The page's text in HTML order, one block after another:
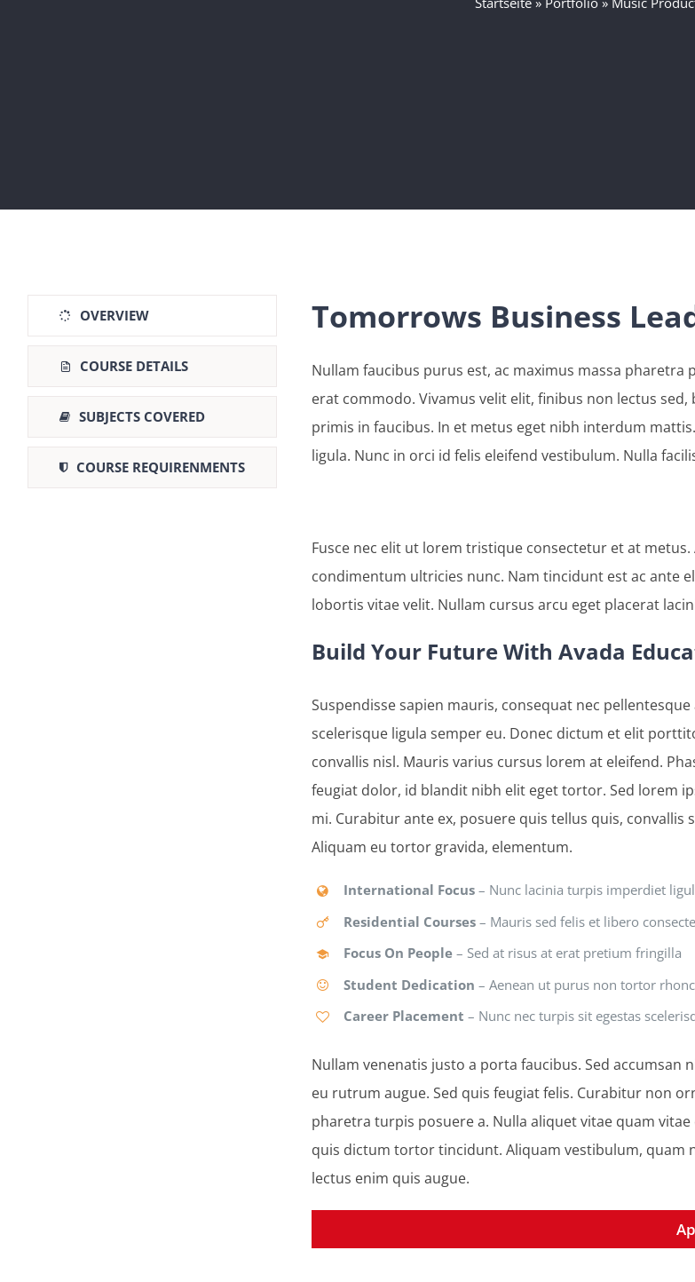
OVERVIEW
COURSE DETAILS
SUBJECTS COVERED
COURSE REQUIRENMENTS
Tomorrows Business
Nullam faucibus purus est, ac maximus massa
erat commodo. Vivamus velit elit, finibus non lectus
primis in faucibus. In et metus eget nibh interdum
ligula. Nunc in orci id felis eleifend vestibulum. Nulla
Fusce nec elit ut lorem tristique consectetur et at
condimentum ultricies nunc. Nam tincidunt est ac ante
lobortis vitae velit. Nullam cursus arcu eget placerat
Build Your Future With Avada
Suspendisse sapien mauris, consequat nec
scelerisque ligula semper eu. Donec dictum et elit
convallis nisl. Mauris varius cursus lorem at eleifend.
feugiat dolor, id blandit nibh elit eget tortor. Sed lorem
mi. Curabitur ante ex, posuere quis tellus quis,
Aliquam eu tortor gravida, elementum.
International Focus – Nunc lacinia turpis imperdiet
Residential Courses – Mauris sed felis et libero
Focus On People – Sed at risus at erat pretium fringilla
Student Dedication – Aenean ut purus non tortor
Career Placement – Nunc nec turpis sit egestas
Nullam venenatis justo a porta faucibus. Sed
eu rutrum augue. Sed quis feugiat felis. Curabitur non
pharetra turpis posuere a. Nulla aliquet vitae quam
quis dictum tortor tincidunt. Aliquam vestibulum, quam
lectus enim quis augue.